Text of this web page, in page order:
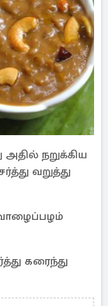
நறுக்கிய
வறுத்து
கரைந்து